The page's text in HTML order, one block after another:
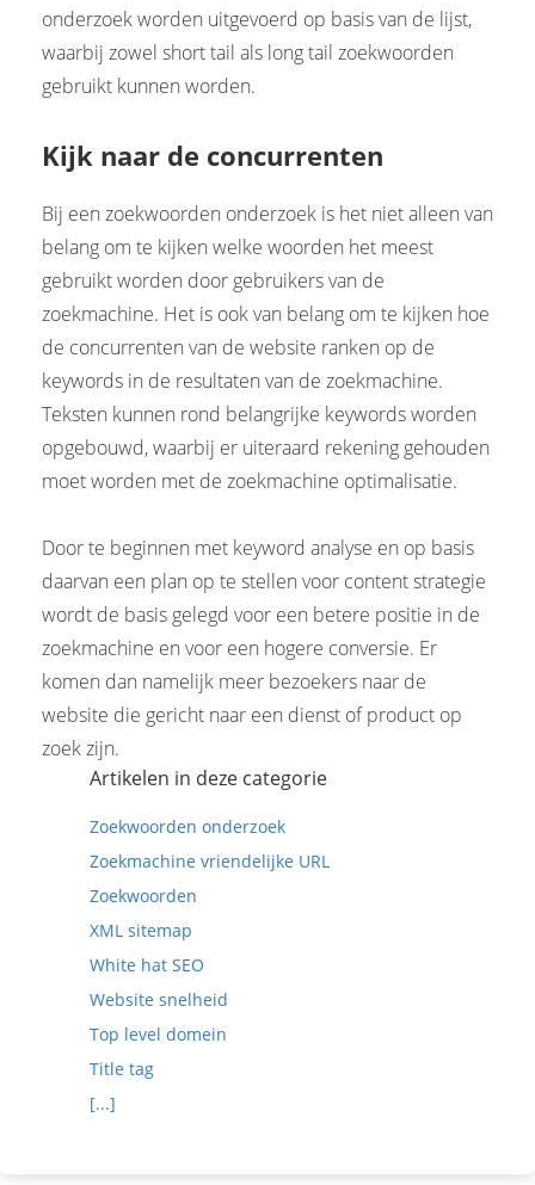
onderzoek worden uitgevoerd op basis van de lijst,
waarbij zowel short tail als long tail zoekwoorden
gebruikt kunnen worden.
Kijk naar de concurrenten
Bij een zoekwoorden onderzoek is het niet alleen van
belang om te kijken welke woorden het meest
gebruikt worden door gebruikers van de
zoekmachine. Het is ook van belang om te kijken hoe
de concurrenten van de website ranken op de
keywords in de resultaten van de zoekmachine.
Teksten kunnen rond belangrijke keywords worden
opgebouwd, waarbij er uiteraard rekening gehouden
moet worden met de zoekmachine optimalisatie.
Door te beginnen met keyword analyse en op basis
daarvan een plan op te stellen voor content strategie
wordt de basis gelegd voor een betere positie in de
zoekmachine en voor een hogere conversie. Er
komen dan namelijk meer bezoekers naar de
website die gericht naar een dienst of product op
zoek zijn.
Artikelen in deze categorie
Zoekwoorden onderzoek
Zoekmachine vriendelijke URL
Zoekwoorden
XML sitemap
White hat SEO
Website snelheid
Top level domein
Title tag
[...]
van